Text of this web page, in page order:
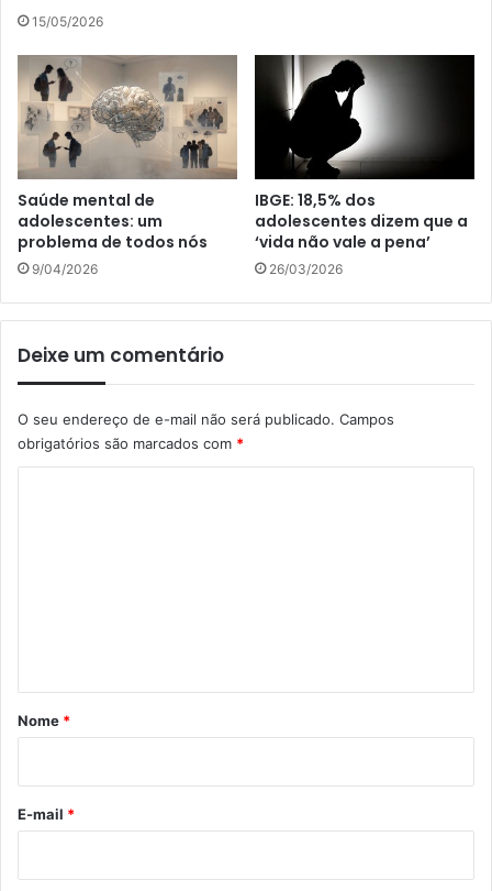
15/05/2026
Saúde mental de
adolescentes: um
problema de todos nós
9/04/2026
IBGE: 18,5% dos
adolescentes dizem que a
‘vida não vale a pena’
26/03/2026
Deixe um comentário
O seu endereço de e-mail não será publicado. Campos
obrigatórios são marcados com *
r
*
Nome *
E-mail *